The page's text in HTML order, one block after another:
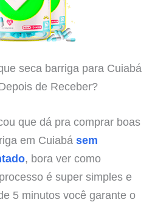
seca barriga para Cuiabá
de Receber?
que dá pra comprar boas
em Cuiabá sem
, bora ver como
é super simples e
5 minutos você garante o